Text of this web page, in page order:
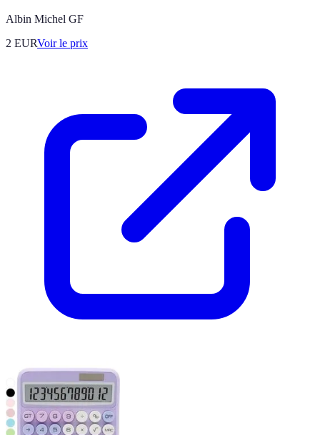
Albin Michel GF
2 EURVoir le prix